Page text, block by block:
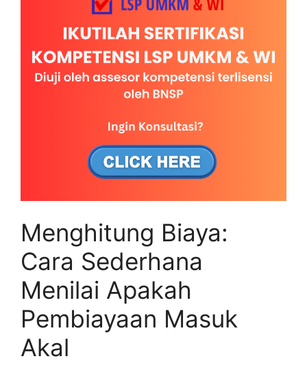
Menghitung Biaya:
Cara Sederhana
Menilai Apakah
Pembiayaan Masuk
Akal